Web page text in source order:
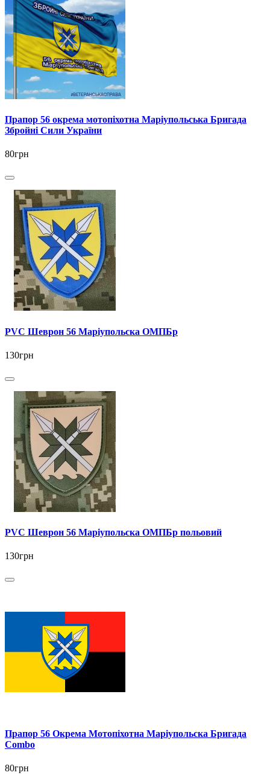
Прапор 56 окрема мотопіхотна Маріупольська Бригада
Збройні Сили України
80грн
PVC Шеврон 56 Маріупольска ОМПБр
130грн
PVC Шеврон 56 Маріупольска ОМПБр польовий
130грн
Прапор 56 Окрема Мотопіхотна Маріупольска Бригада
Combo
80грн